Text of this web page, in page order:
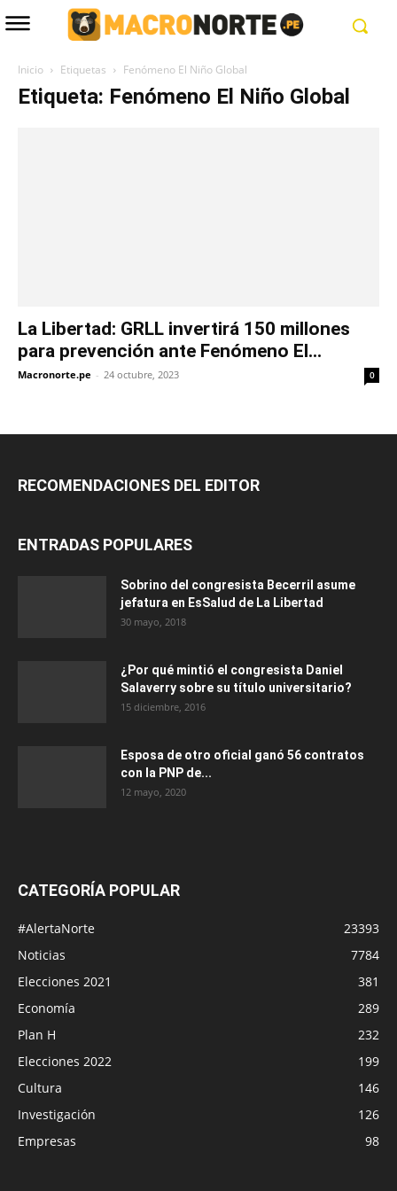
Inicio Etiquetas Fenómeno El Niño Global
Etiqueta: Fenómeno El Niño Global
La Libertad: GRLL invertirá 150 millones
para prevención ante Fenómeno El...
Macronorte.pe - 24 octubre, 2023 0
RECOMENDACIONES DEL EDITOR
ENTRADAS POPULARES
Sobrino del congresista Becerril asume
jefatura en EsSalud de La Libertad
30 mayo, 2018
¿Por qué mintió el congresista Daniel
Salaverry sobre su título universitario?
15 diciembre, 2016
Esposa de otro oficial ganó 56 contratos
con la PNP de...
12 mayo, 2020
CATEGORÍA POPULAR
#AlertaNorte
23393
Noticias
7784
Elecciones 2021
381
Economía
289
Plan H
232
Elecciones 2022
199
Cultura
146
Investigación
126
Empresas
98